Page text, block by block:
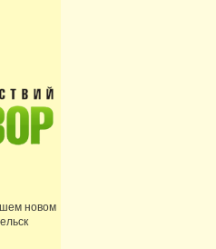
новом